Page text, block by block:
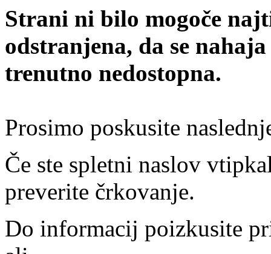
Strani ni bilo mogoče
odstranjena, da se
trenutno nedostopna.
Prosimo poskusite
Če ste spletni naslov
preverite črkovanje.
Do informacij poizkusite